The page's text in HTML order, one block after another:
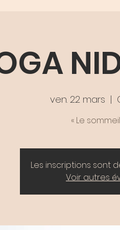
ven. 22 mars
  |
« Le
Les inscriptions sont
Voir autres